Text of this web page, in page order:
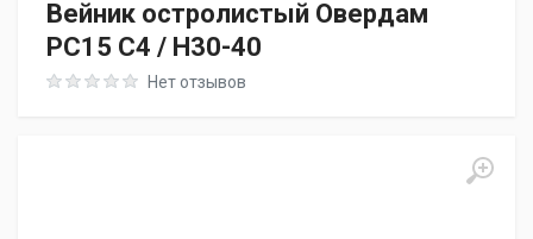
Вейник остролистый Овердам
PC15 C4 / H30-40
Rating: 0 out of 5Нет отзывов